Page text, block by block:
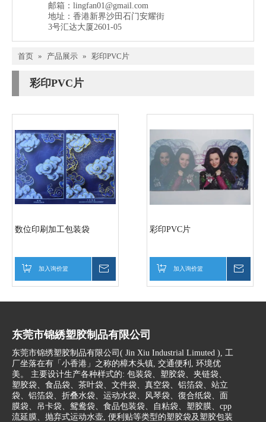
邮箱： lingfan01@gmail.com
地址：香港新界沙田石门安耀街
3号汇达大厦2601-05
首页 » 产品展示 » 彩印PVC片
彩印PVC片
数位印刷加工包装袋
加入询价篮
彩印PVC片
加入询价篮
东莞市锦綉塑胶制品有限公司
东莞市锦绣塑胶制品有限公司( Jin Xiu Industrial Limuted ) , 工
厂坐落在有「小香港」之称的樟木头镇, 交通便利, 环境优
美。 主要设计生产各种样式的: 包装袋、塑胶袋、夹链袋、
塑胶袋、食品袋、茶叶袋、文件袋、真空袋、铝箔袋、站立
袋、铝箔袋、折叠水袋、运动水袋、风琴袋、復合纸袋、面
膜袋、吊卡袋、鸳鸯袋、食品包装袋、自粘袋、塑胶膜、cpp
流延膜、抛弃式运动水壶, 便利贴等类型的塑胶袋及塑胶包装